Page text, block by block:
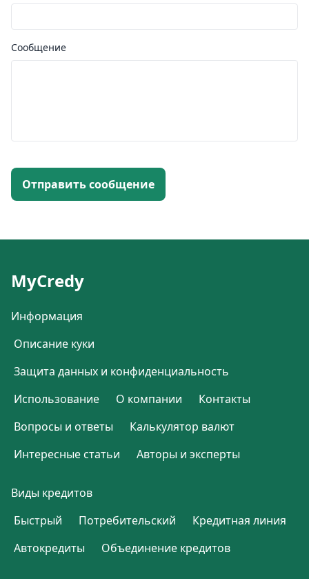
Сообщение
Отправить сообщение
MyCredy
Информация
Описание куки
Защита данных и конфиденциальность
Использование
О компании
Контакты
Вопросы и ответы
Калькулятор валют
Интересные статьи
Авторы и эксперты
Виды кредитов
Быстрый
Потребительский
Кредитная линия
Автокредиты
Объединение кредитов